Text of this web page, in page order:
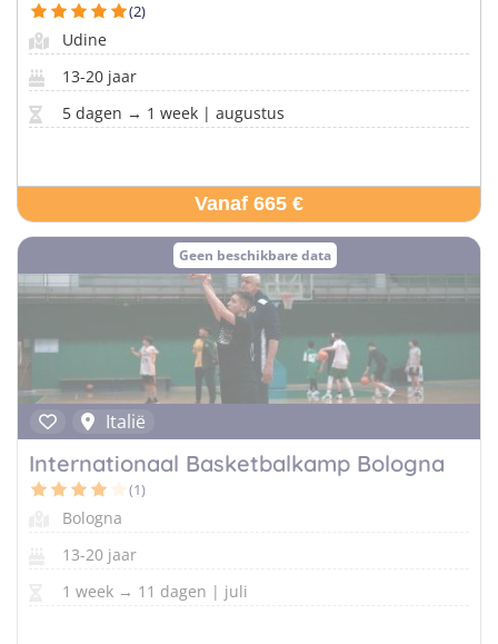
(2)
Udine
13-20 jaar
5 dagen → 1 week | augustus
Vanaf 665 €
Geen beschikbare data
Italië
Internationaal Basketbalkamp Bologna
(1)
Bologna
13-20 jaar
1 week → 11 dagen | juli